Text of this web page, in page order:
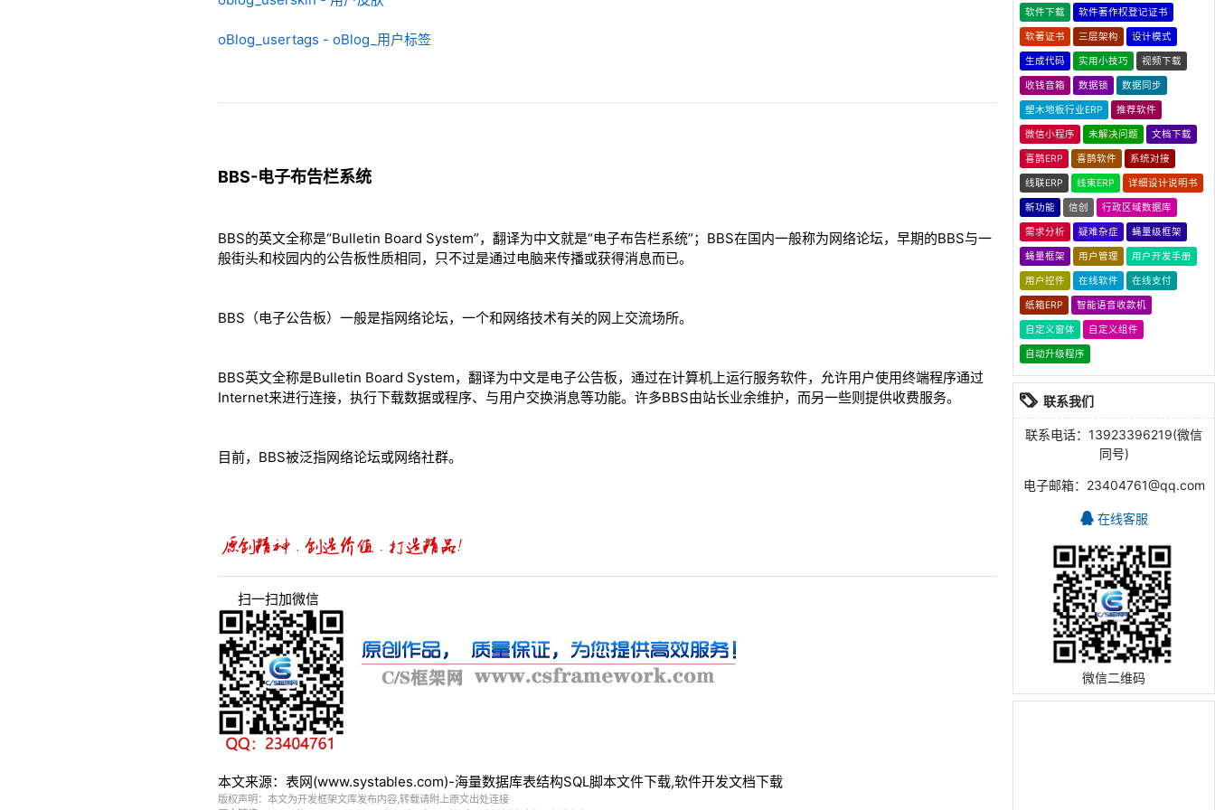
oBlog_usertags - oBlog_用户标签
BBS-电子布告栏系统
BBS的英文全称是“Bulletin Board System”，翻译为中文就是“电子布告栏系统”；BBS在国内一般称为网络论坛，早期的BBS与一
般街头和校园内的公告板性质相同，只不过是通过电脑来传播或获得消息而已。
BBS（电子公告板）一般是指网络论坛，一个和网络技术有关的网上交流场所。
BBS英文全称是Bulletin Board System，翻译为中文是电子公告板，通过在计算机上运行服务软件，允许用户使用终端程序通过
Internet来进行连接，执行下载数据或程序、与用户交换消息等功能。许多BBS由站长业余维护，而另一些则提供收费服务。
目前，BBS被泛指网络论坛或网络社群。
扫一扫加微信
本文来源：表网(www.systables.com)-海量数据库表结构SQL脚本文件下载,软件开发文档下载
版权声明：本文为开发框架文库发布内容,转载请附上原文出处连接
软件下载 软件著作权登记证书
软著证书 三层架构 设计模式
生成代码 实用小技巧 视频下载
收钱音箱 数据锁 数据同步
塑木地板行业ERP 推荐软件
微信小程序 未解决问题 文档下载
喜鹊ERP 喜鹊软件 系统对接
线联ERP 线束ERP 详细设计说明书
新功能 信创 行政区域数据库
需求分析 疑难杂症 蝇量级框架
蝇量框架 用户管理 用户开发手册
用户控件 在线软件 在线支付
纸箱ERP 智能语音收款机
自定义窗体 自定义组件
自动升级程序
联系我们
联系电话：13923396219(微信
同号)
电子邮箱：23404761@qq.com
在线客服
微信二维码